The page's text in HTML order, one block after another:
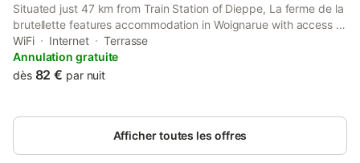
Situated just 47 km from Train Station of Dieppe, La ferme de la
brutellette features accommodation in Woignarue with access to
a garden, barbecue facilities, as well as bicycle parking.
WiFi Internet
Terrasse
Annulation gratuite
dès 82 € par nuit
Afficher toutes les offres